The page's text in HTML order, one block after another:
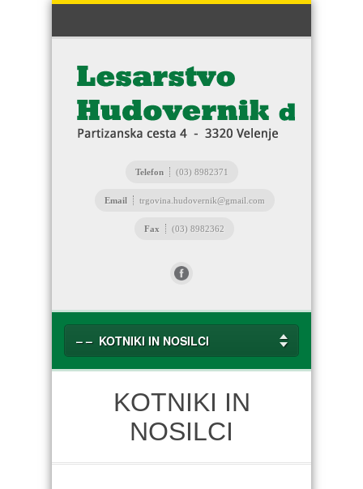
Telefon (03) 8982371
Email trgovina.hudovernik@gmail.com
Fax (03) 8982362
– – KOTNIKI IN NOSILCI
KOTNIKI IN
NOSILCI